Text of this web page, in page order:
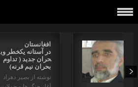
افغانستان
در آستانه یکخطر وب
حران جدید ( تداوم
بحران نیم قرنه)
نوشته از بصیر دهزاد